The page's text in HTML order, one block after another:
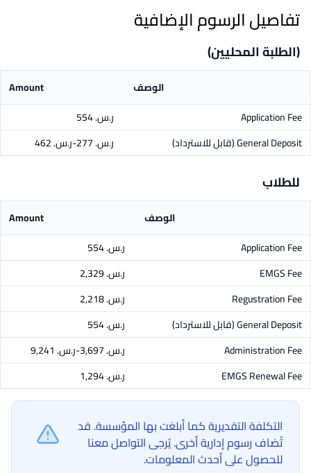
تفاصيل الرسوم الإضافية
(الطلبة المحليين)
الوصف
Amount
Application Fee
ر.س.‏ 554
General Deposit(قابل للاسترداد) ر.س.‏ 277-ر.س.‏ 462
للطلاب
الوصف
Amount
Application Fee
ر.س.‏ 554
EMGS Fee
ر.س.‏ 2,329
Regustration Fee
ر.س.‏ 2,218
General Deposit(قابل للاسترداد)
ر.س.‏ 554
Administration Fee
ر.س.‏ 3,697-ر.س.‏ 9,241
EMGS Renewal Fee
ر.س.‏ 1,294
التكلفة التقديرية كما أبلغت بها المؤسسة. قد
تُضاف رسوم إدارية أخرى. يُرجى التواصل معنا
للحصول على أحدث المعلومات.